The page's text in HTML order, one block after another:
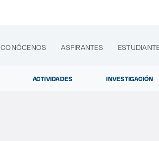
CONÓCENOS ASPIRANTES
ACTIVIDADES INVESTIGACIÓN